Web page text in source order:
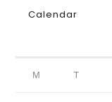
Calendar
M T